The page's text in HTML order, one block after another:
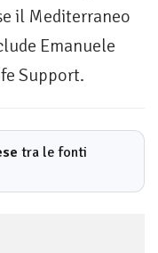
il Mediterraneo
Emanuele
Support.
tra le fonti